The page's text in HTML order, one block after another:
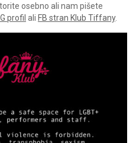
osebno ali nam pišete
IG profil ali FB stran Klub Tiffany.